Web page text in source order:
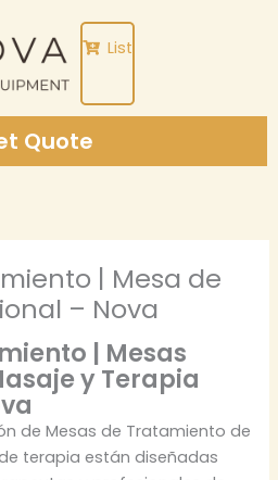
List
Quote
| Mesa de
– Nova
| Mesas
y Terapia
de Mesas de Tratamiento de
terapia están diseñadas